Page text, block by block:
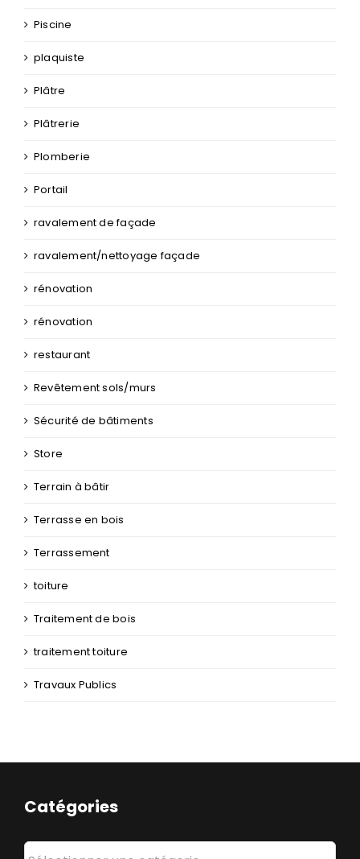
Piscine
plaquiste
Plâtre
Plâtrerie
Plomberie
Portail
ravalement de façade
ravalement/nettoyage façade
rénovation
rénovation
restaurant
Revêtement sols/murs
Sécurité de bâtiments
Store
Terrain à bâtir
Terrasse en bois
Terrassement
toiture
Traitement de bois
traitement toiture
Travaux Publics
Catégories
Catégories